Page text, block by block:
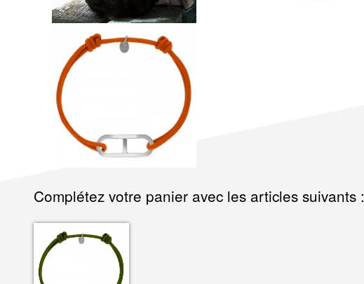
Complétez votre panier avec les articles suivants :